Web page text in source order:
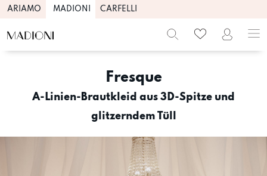
Skip
ARIAMO MADIONI CARFELLI
Fresque
A-Linien-Brautkleid aus 3D-Spitze und
glitzerndem Tüll